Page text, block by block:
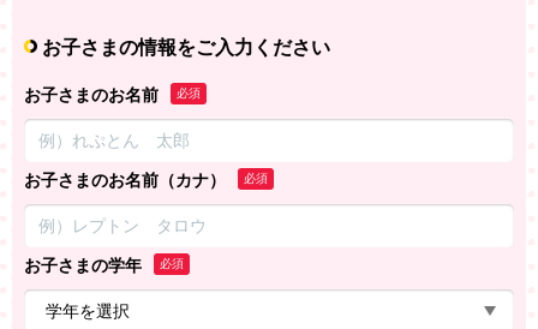
お子さまの情報をご入力ください
お子さまのお名前 必須
お子さまのお名前（カナ） 必須
お子さまの学年 必須